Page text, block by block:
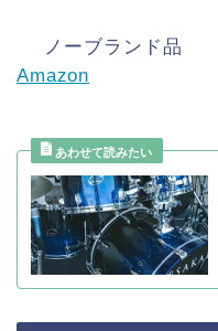
ノーブランド品
Amazon